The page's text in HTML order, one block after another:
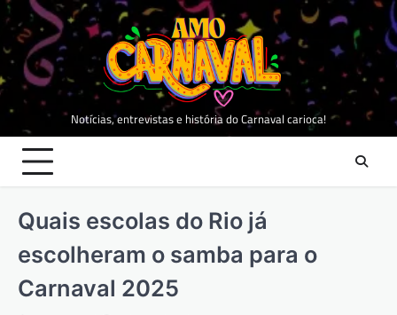
Skip
content
Notícias, entrevistas e história do Carnaval carioca!
Quais escolas do Rio já
escolheram o samba para o
Carnaval 2025